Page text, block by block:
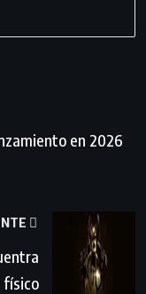
en 2026
físico